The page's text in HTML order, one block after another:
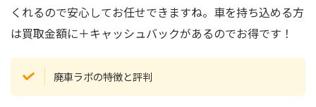
くれるので安心してお任せできますね。車を持ち込める方
は買取金額に＋キャッシュバックがあるのでお得です！
廃車ラボの特徴と評判